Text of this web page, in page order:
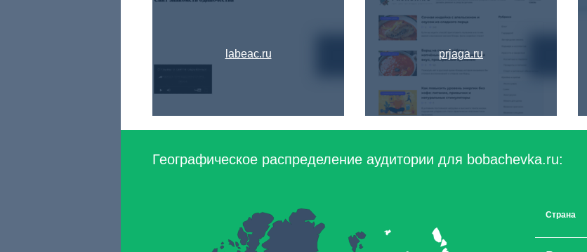
labeac.ru
muzhchin.ru
prjaga.ru
Географическое распределение аудитории для bobachevka.ru:
Страна